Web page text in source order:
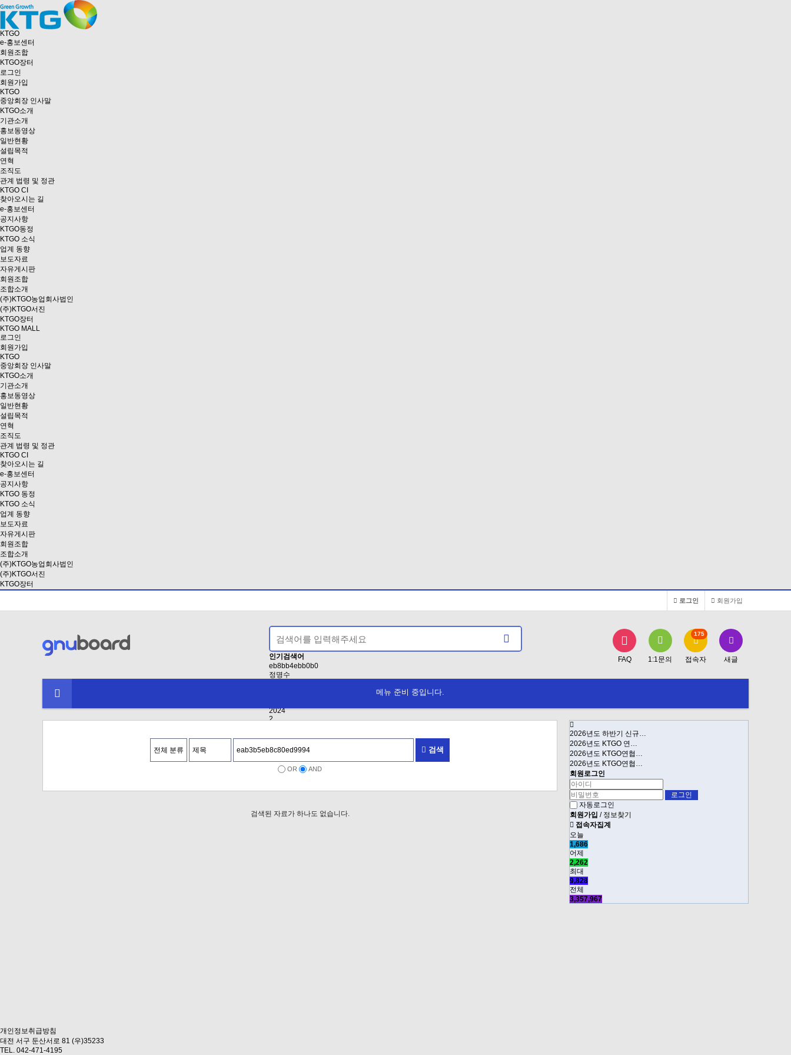
KTGO
e-홍보센터
회원조합
KTGO장터
로그인
회원가입
KTGO
중앙회장 인사말
KTGO소개
기관소개
홍보동영상
일반현황
설립목적
연혁
조직도
관계 법령 및 정관
KTGO CI
찾아오시는 길
e-홍보센터
공지사항
KTGO동정
KTGO 소식
업계 동향
보도자료
자유게시판
회원조합
조합소개
(주)KTGO농업회사법인
(주)KTGO서진
KTGO장터
KTGO MALL
로그인
회원가입
KTGO
중앙회장 인사말
KTGO소개
기관소개
홍보동영상
일반현황
설립목적
연혁
조직도
관계 법령 및 정관
KTGO CI
찾아오시는 길
e-홍보센터
공지사항
KTGO 동정
KTGO 소식
업계 동향
보도자료
자유게시판
회원조합
조합소개
(주)KTGO농업회사법인
(주)KTGO서진
KTGO장터
회원가입
로그인
인기검색어
eb8bb4ebb0b0
정명수
2024
2
FAQ 1:1문의 접속자
175
새글
메뉴 준비 중입니다.
검색
OR AND
검색된 자료가 하나도 없습니다.
2026년도 하반기 신규…
2026년도 KTGO 연…
2026년도 KTGO연협…
2026년도 KTGO연협…
회원로그인
자동로그인
회원가입 / 정보찾기
접속자집계
오늘
1,686
어제
2,262
최대
9,828
전체
3,357,967
개인정보취급방침
대전 서구 둔산서로 81 (우)35233
TEL. 042-471-4195